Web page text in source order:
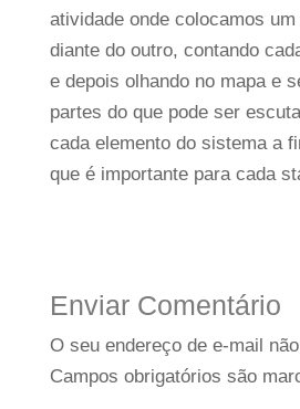
atividade onde colocamos
diante do outro, contando
e depois olhando no mapa e
partes do que pode ser
cada elemento do sistema a
que é importante para cada
Enviar Comentário
O seu endereço de e-mail
Campos obrigatórios são